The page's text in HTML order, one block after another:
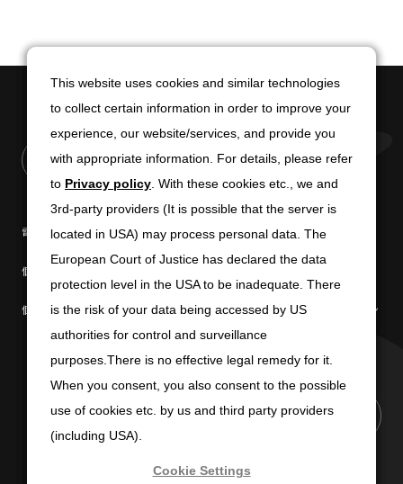
電子公告 免責条項
個人情報の取扱いについて
個人情報の共同利用について 商標使用に関するガイドライン
PAGE TOP
This website uses cookies and similar technologies
to collect certain information in order to improve your
experience, our website/services, and provide you
with appropriate information. For details, please refer
to Privacy policy . With these cookies etc., we and
3rd-party providers (It is possible that the server is
located in USA) may process personal data. The
European Court of Justice has declared the data
protection level in the USA to be inadequate. There
is the risk of your data being accessed by US
authorities for control and surveillance
purposes.There is no effective legal remedy for it.
When you consent, you also consent to the possible
use of cookies etc. by us and third party providers
(including USA).
Cookie Settings
This website uses cookies and similar technologies
to collect certain information in order to improve your
experience, our website/services, and provide you
with appropriate information. For details, please refer
to Privacy policy . With these cookies etc., we and
3rd-party providers (It is possible that the server is
located in USA) may process personal data. The
European Court of Justice has declared the data
protection level in the USA to be inadequate. There
is the risk of your data being accessed by US
authorities for control and surveillance
purposes.There is no effective legal remedy for it.
When you consent, you also consent to the possible
use of cookies etc. by us and third party providers
(including USA).
Cookie Settings